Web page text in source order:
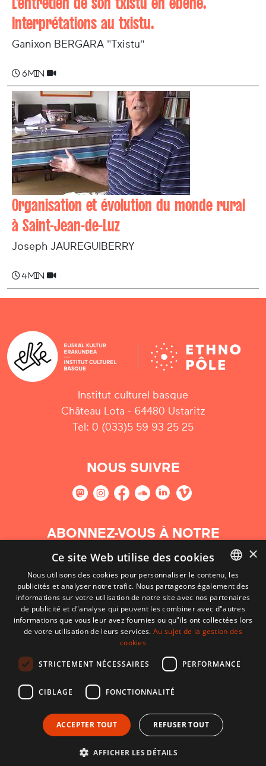
Interprétations au txistu.
Ganixon BERGARA "Txistu"
6 min
Organisation et évolution du monde rural
à Saint-Jean-de-Luz
Joseph JAUREGUIBERRY
4 min
Institut culturel basque
Château Lota - 64480 Ustaritz
Tel: 0 (033)5 59 93 25 25
NOUS SUIVRE
ABONNEZ-VOUS À NOTRE
NEWSLETTER
S'abonner
CONDITIONS D'UTILISATION
Développé par CodeSyntax. CMS :
BASQUE
FRENCH
×
Ce site Web utilise des cookies
Nous utilisons des cookies pour personnaliser le contenu, les
publicités et analyser notre trafic. Nous partageons également des
informations sur votre utilisation de notre site avec nos partenaires
de publicité et d"analyse qui peuvent les combiner avec d"autres
informations que vous leur avez fournies ou qu"ils ont collectées lors
de votre utilisation de leurs services.Au sujet de la gestion des
cookies
STRICTEMENT NÉCESSAIRES PERFORMANCE
CIBLAGE FONCTIONNALITÉ
ACCEPTER TOUT REFUSER TOUT
AFFICHER LES DÉTAILS